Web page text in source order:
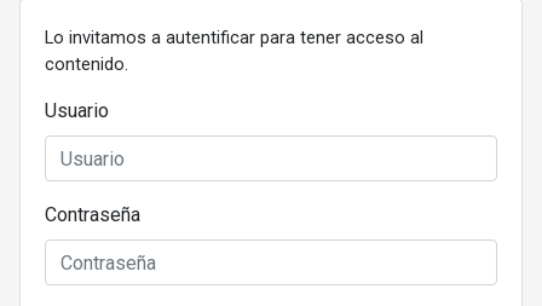
Lo invitamos a autentificar para tener acceso al
contenido.
Usuario
Contraseña